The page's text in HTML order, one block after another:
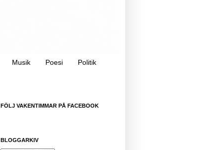
Musik Poesi Politik
FÖLJ VAKENTIMMAR PÅ FACEBOOK
BLOGGARKIV